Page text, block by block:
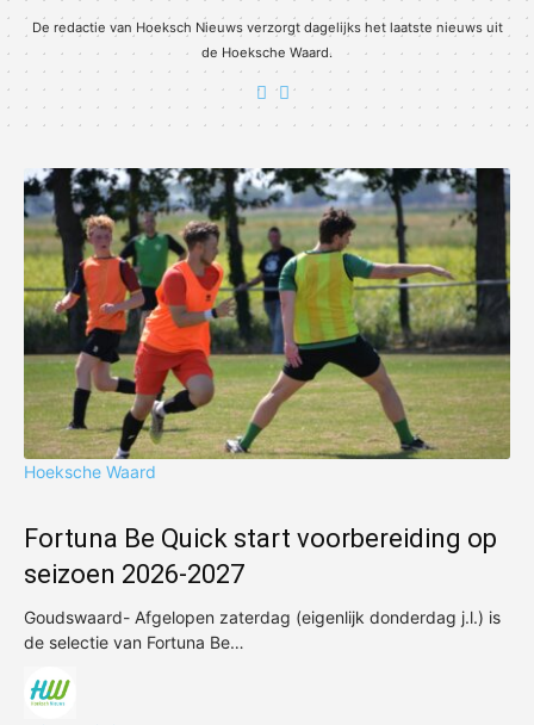
De redactie van Hoeksch Nieuws verzorgt dagelijks het laatste nieuws uit
de Hoeksche Waard.
Hoeksche Waard
Fortuna Be Quick start voorbereiding op
seizoen 2026-2027
Goudswaard- Afgelopen zaterdag (eigenlijk donderdag j.l.) is
de selectie van Fortuna Be…